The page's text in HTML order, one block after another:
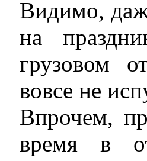
Видимо,
на
грузовом
вовсе не
Впрочем,
время в